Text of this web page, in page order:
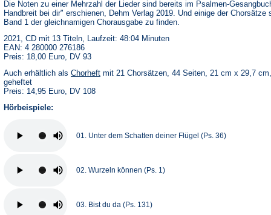
Die Noten zu einer Mehrzahl der Lieder sind bereits im Psalmen-
Handbreit bei dir" erschienen, Dehm Verlag 2019. Und einige der Chorsätze
Band 1 der gleichnamigen Chorausgabe zu finden.
2021, CD mit 13 Titeln, Laufzeit: 48:04 Minuten
EAN: 4 280000 276186
Preis: 18,00 Euro, DV 93
Auch erhältlich als Chorheft mit 21 Chorsätzen, 44 Seiten, 21 cm x 29,7 cm,
geheftet
Preis: 14,95 Euro, DV 108
Hörbeispiele:
01. Unter dem Schatten deiner Flügel (Ps. 36)
02. Wurzeln können (Ps. 1)
03. Bist du da (Ps. 131)